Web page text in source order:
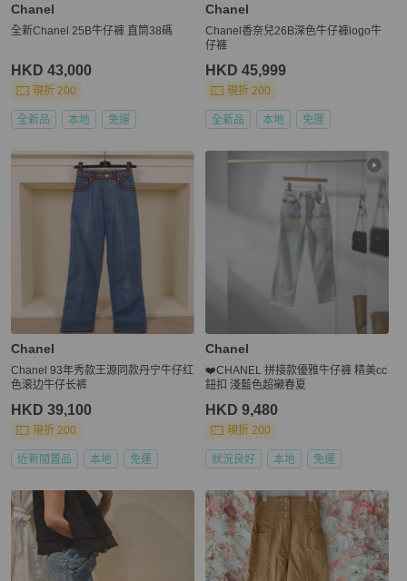
Chanel
全新Chanel 25B牛仔褲 直筒38碼
HKD 43,000
現折 200
全新品 本地 免運
Chanel
Chanel香奈兒26B深色牛仔褲logo牛
仔褲
HKD 45,999
現折 200
全新品 本地 免運
Chanel
Chanel 93年秀款王源同款丹宁牛仔红
色滚边牛仔长裤
HKD 39,100
現折 200
近新閒置品 本地 免運
Chanel
❤️CHANEL 拼接款優雅牛仔褲 精美cc
鈕扣 淺藍色超襯春夏
HKD 9,480
現折 200
狀況良好 本地 免運